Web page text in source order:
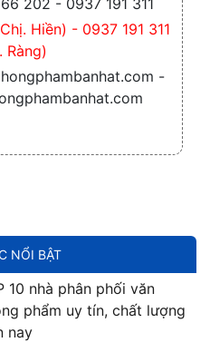
NỔI BẬT
10 nhà phân phối văn
phẩm uy tín, chất lượng
nay
202 - 0937 191 311
Hiền) - 0937 191 311
Ràng)
-